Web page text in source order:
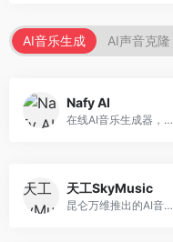
AI音乐生成 AI声音克隆
Nafy AI
在线AI音乐生成器，专注于快速音乐创作。面向内容创作者，支持多种风格音乐生成，操作简便，生成速度快，适合快速配乐需求。
天工SkyMusic
昆仑万维推出的AI音乐创作平台，基于天工大模型。面向音乐创作者，支持歌词生成、旋律创作、音乐编曲等服务，中文音乐创作能力强。